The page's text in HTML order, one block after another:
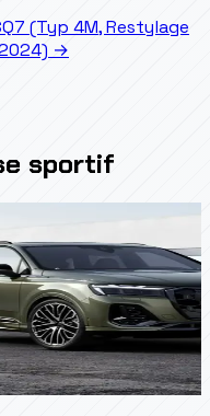
(Typ 4M, Restylage
→
sportif